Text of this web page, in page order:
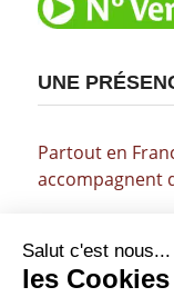
UNE
Partout en
accompagnent
© 2012-2026
banques ont